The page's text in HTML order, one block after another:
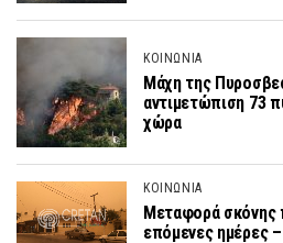
ΚΟΙΝΩΝΙΑ
Μάχη της
αντιμετώπιση 73
χώρα
ΚΟΙΝΩΝΙΑ
Μεταφορά σκόνης
επόμενες ημέρες